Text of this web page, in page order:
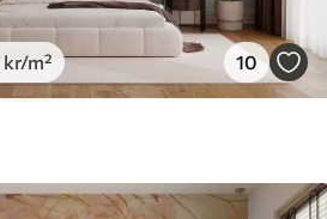
kr/m² 10